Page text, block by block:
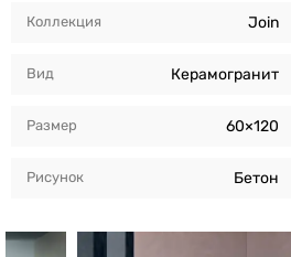
Коллекция Join
Вид Керамогранит
Размер 60×120
Рисунок Бетон